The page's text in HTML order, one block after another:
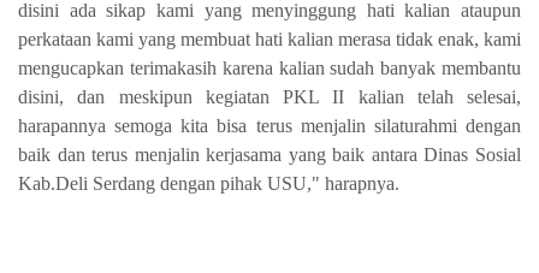
disini ada sikap kami yang menyinggung hati kalian ataupun
perkataan kami yang membuat hati kalian merasa tidak enak, kami
mengucapkan terimakasih karena kalian sudah banyak membantu
disini, dan meskipun kegiatan PKL II kalian telah selesai,
harapannya semoga kita bisa terus menjalin silaturahmi dengan
baik dan terus menjalin kerjasama yang baik antara Dinas Sosial
Kab.Deli Serdang dengan pihak USU," harapnya.